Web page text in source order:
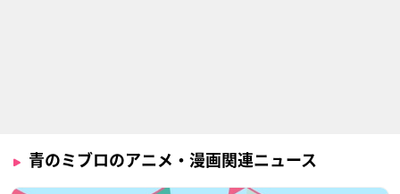
青のミブロのアニメ・漫画関連ニュース